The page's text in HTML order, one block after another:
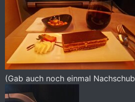
(Gab auch noch einmal Nachschub